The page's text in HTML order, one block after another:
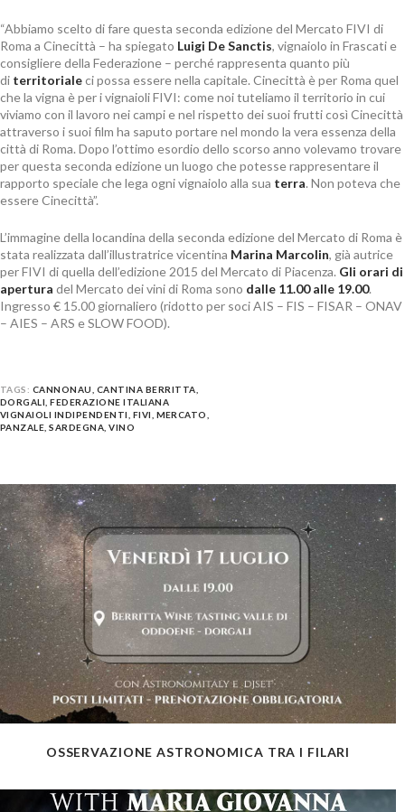
“Abbiamo scelto di fare questa seconda edizione del Mercato FIVI di
Roma a Cinecittà – ha spiegato Luigi De Sanctis, vignaiolo in Frascati e
consigliere della Federazione – perché rappresenta quanto più
di territorialeci possa essere nella capitale. Cinecittà è per Roma quel
che la vigna è per i vignaioli FIVI: come noi tuteliamo il territorio in cui
viviamo con il lavoro nei campi e nel rispetto dei suoi frutti così Cinecittà
attraverso i suoi film ha saputo portare nel mondo la vera essenza della
città di Roma. Dopo l’ottimo esordio dello scorso anno volevamo trovare
per questa seconda edizione un luogo che potesse rappresentare il
rapporto speciale che lega ogni vignaiolo alla sua terra. Non poteva che
essere Cinecittà”.
L’immagine della locandina della seconda edizione del Mercato di Roma è
stata realizzata dall’illustratrice vicentina Marina Marcolin, già autrice
per FIVI di quella dell’edizione 2015 del Mercato di Piacenza. Gli orari di
apertura del Mercato dei vini di Roma sono dalle 11.00 alle 19.00.
Ingresso € 15.00 giornaliero (ridotto per soci AIS – FIS – FISAR – ONAV
– AIES – ARS e SLOW FOOD).
TAGS: CANNONAU CANTINA BERRITTA
DORGALI ,FEDERAZIONE ITALIANA
VIGNAIOLI INDIPENDENTI FIVI MERCATO
PANZALE ,SARDEGNA ,VINO
OSSERVAZIONE ASTRONOMICA TRA I FILARI